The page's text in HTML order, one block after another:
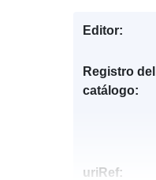
Editor:
Registro del
catálogo:
uriRef: